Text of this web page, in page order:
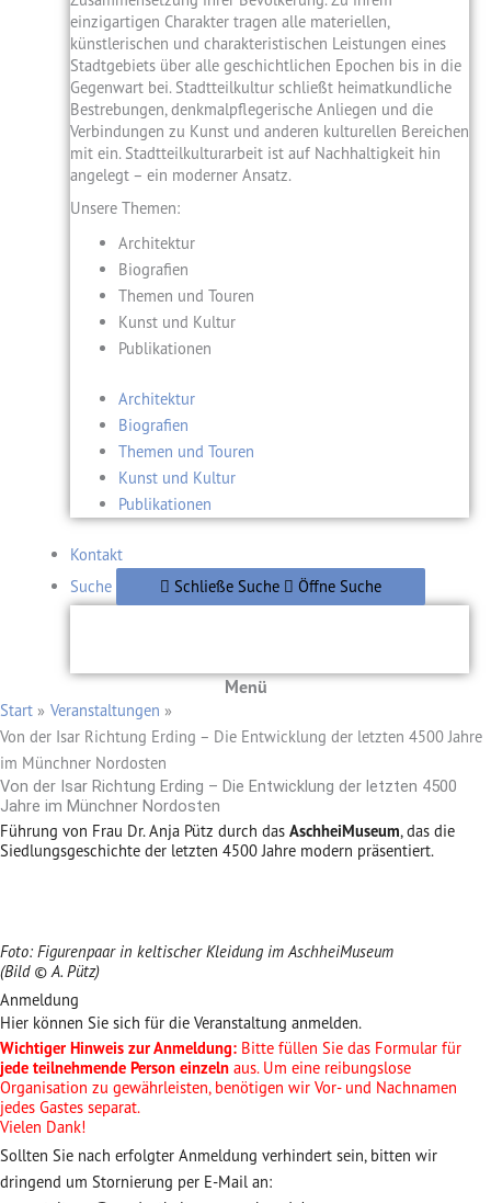
einzigartigen Charakter tragen alle materiellen,
künstlerischen und charakteristischen Leistungen eines
Stadtgebiets über alle geschichtlichen Epochen bis in die
Gegenwart bei. Stadtteilkultur schließt heimatkundliche
Bestrebungen, denkmalpflegerische Anliegen und die
Verbindungen zu Kunst und anderen kulturellen Bereichen
mit ein. Stadtteilkulturarbeit ist auf Nachhaltigkeit hin
angelegt – ein moderner Ansatz.
Unsere Themen:
Architektur
Biografien
Themen und Touren
Kunst und Kultur
Publikationen
Architektur
Biografien
Themen und Touren
Kunst und Kultur
Publikationen
Kontakt
Suche
Schließe Suche Öffne Suche
Menü
Start
Veranstaltungen
Von der Isar Richtung Erding – Die Entwicklung der letzten 4500 Jahre
im Münchner Nordosten
Von der Isar Richtung Erding – Die Entwicklung der letzten 4500
Jahre im Münchner Nordosten
Führung von Frau Dr. Anja Pütz durch das AschheiMuseum, das die
Siedlungsgeschichte der letzten 4500 Jahre modern präsentiert.
Foto: Figurenpaar in keltischer Kleidung im AschheiMuseum
(Bild © A. Pütz)
Anmeldung
Hier können Sie sich für die Veranstaltung anmelden.
Wichtiger Hinweis zur Anmeldung: Bitte füllen Sie das Formular für
jede teilnehmende Person einzeln aus. Um eine reibungslose
Organisation zu gewährleisten, benötigen wir Vor- und Nachnamen
jedes Gastes separat.
Vielen Dank!
Sollten Sie nach erfolgter Anmeldung verhindert sein, bitten wir
dringend um Stornierung per E-Mail an: